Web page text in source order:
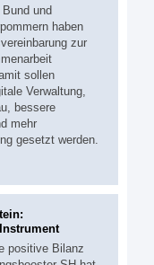
und
haben
zur
sollen
Verwaltung,
bessere
mehr
gesetzt werden.
positive Bilanz